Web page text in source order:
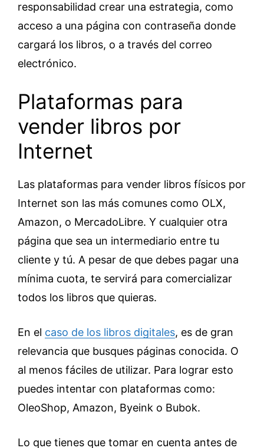
responsabilidad crear una estrategia, como
acceso a una página con contraseña donde
cargará los libros, o a través del correo
electrónico.
Plataformas para
vender libros por
Internet
Las plataformas para vender libros físicos por
Internet son las más comunes como OLX,
Amazon, o MercadoLibre. Y cualquier otra
página que sea un intermediario entre tu
cliente y tú. A pesar de que debes pagar una
mínima cuota, te servirá para comercializar
todos los libros que quieras.
En el caso de los libros digitales, es de gran
relevancia que busques páginas conocida. O
al menos fáciles de utilizar. Para lograr esto
puedes intentar con plataformas como:
OleoShop, Amazon, Byeink o Bubok.
Lo que tienes que tomar en cuenta antes de